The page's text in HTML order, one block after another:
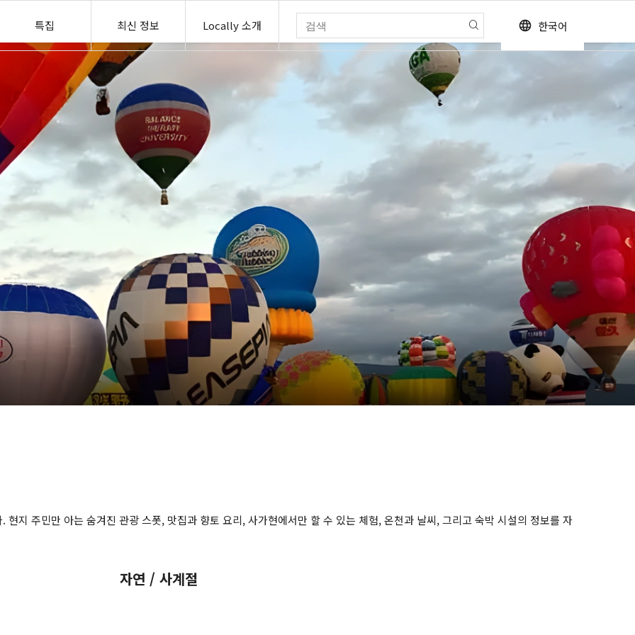
특집 최신 정보 Locally 소개 language 한국어
지 주민만 아는 숨겨진 관광 스폿, 맛집과 향토 요리, 사가현에서만 할 수 있는 체험, 온천과 날씨, 그리고 숙박 시설의 정보를 자
자연 / 사계절